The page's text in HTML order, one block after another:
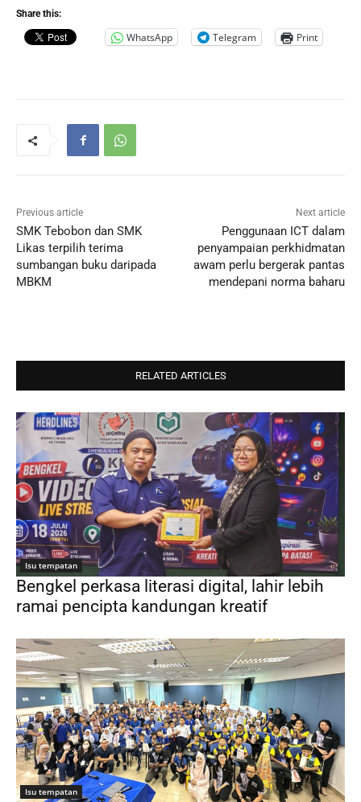
Share this:
WhatsApp Telegram Print
Previous article
SMK Tebobon dan SMK
Likas terpilih terima
sumbangan buku daripada
MBKM
Next article
Penggunaan ICT dalam
penyampaian perkhidmatan
awam perlu bergerak pantas
mendepani norma baharu
RELATED ARTICLES
Isu tempatan
Bengkel perkasa literasi digital, lahir lebih
ramai pencipta kandungan kreatif
Isu tempatan